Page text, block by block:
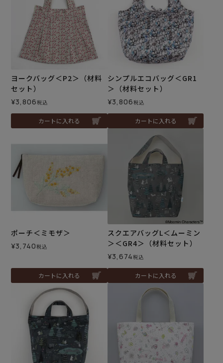
ヨークバッグ＜P2＞（材料
セット）
¥3,806税込
カートに入れる
シンプルエコバッグ＜GR1
＞（材料セット）
¥3,806税込
カートに入れる
ポーチ＜ミモザ＞
¥3,740税込
カートに入れる
スクエアバッグL＜ムーミン
＞＜GR4＞（材料セット）
¥3,674税込
カートに入れる